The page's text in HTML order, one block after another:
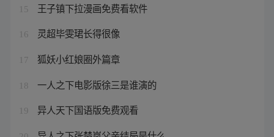
15 王子镇下拉漫画免费看软件
16 灵超毕雯珺长得很像
17 狐妖小红娘圈外篇章
18 一人之下电影版徐三是谁演的
19 异人天下国语版免费观看